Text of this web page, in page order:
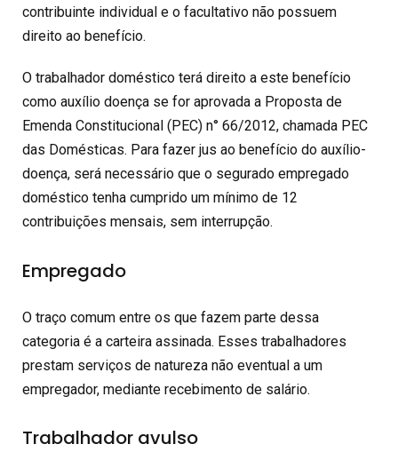
contribuinte individual e o facultativo não possuem
direito ao benefício.
O trabalhador doméstico terá direito a este benefício
como auxílio doença se for aprovada a Proposta de
Emenda Constitucional (PEC) n° 66/2012, chamada PEC
das Domésticas. Para fazer jus ao benefício do auxílio-
doença, será necessário que o segurado empregado
doméstico tenha cumprido um mínimo de 12
contribuições mensais, sem interrupção.
Empregado
O traço comum entre os que fazem parte dessa
categoria é a carteira assinada. Esses trabalhadores
prestam serviços de natureza não eventual a um
empregador, mediante recebimento de salário.
Trabalhador avulso